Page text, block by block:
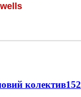
колектив152